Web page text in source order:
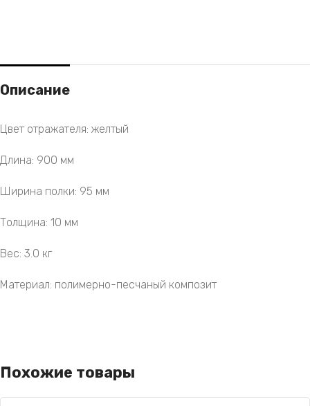
Описание
Цвет отражателя: желтый
Длина: 900 мм
Ширина полки: 95 мм
Толщина: 10 мм
Вес: 3.0 кг
Материал: полимерно-песчаный композит
Похожие товары